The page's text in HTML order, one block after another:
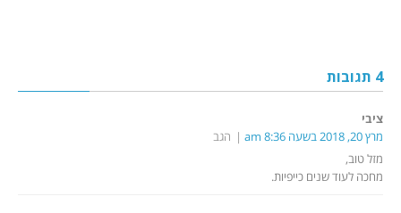
4 תגובות
ציבי
מרץ 20, 2018 בשעה 8:36 am
הגב
מזל טוב,
מחכה לעוד שנים כייפיות.